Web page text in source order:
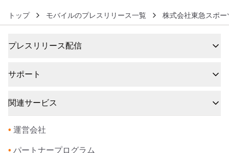
トップ モバイルのプレスリリース一覧 株式会社東急スポー
プレスリリース配信
サポート
関連サービス
• 運営会社
• パートナープログラム